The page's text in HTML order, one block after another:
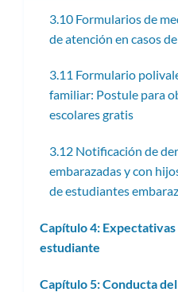
3.10 Formularios de
de atención en casos
3.11 Formulario
familiar: Postule para
escolares gratis
3.12 Notificación de
embarazadas y con
de estudiantes
Capítulo 4: Expectativas
estudiante
Capítulo 5: Conducta